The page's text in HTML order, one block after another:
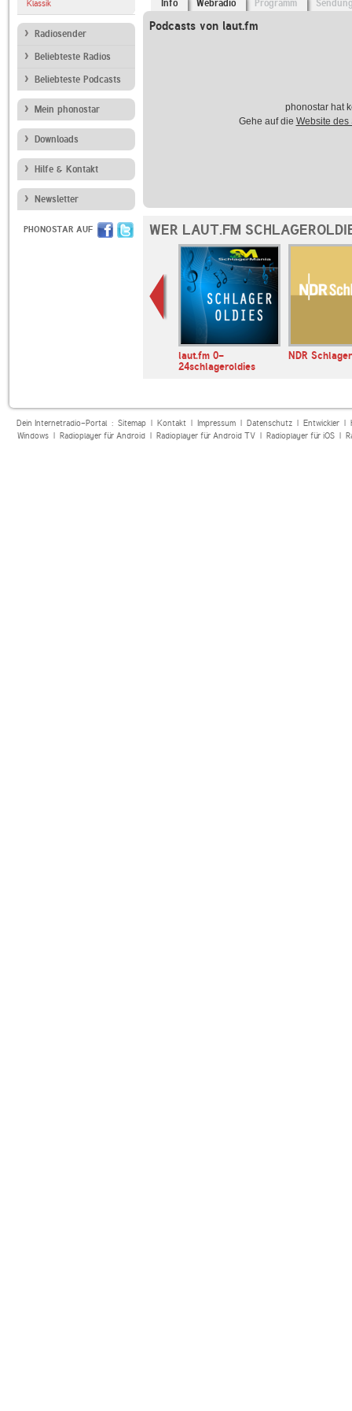
Klassik
Radiosender
Beliebteste Radios
Beliebteste Podcasts
Mein phonostar
Downloads
Hilfe & Kontakt
Newsletter
PHONOSTAR AUF
Info Webradio Programm
Podcasts von laut.fm
phonostar hat
Gehe auf die Website des
WER LAUT.FM
laut.fm 0-
24schlageroldies
NDR Schlager
Dein Internetradio-Portal : Sitemap| Kontakt| Impressum| Datenschutz| Entwickler|
Windows| Radioplayer für Android| Radioplayer für Android TV| Radioplayer für iOS|